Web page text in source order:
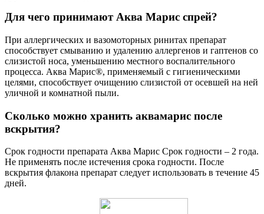
Для чего принимают Аква Марис спрей?
При аллергических и вазомоторных ринитах препарат
способствует смыванию и удалению аллергенов и гаптенов со
слизистой носа, уменьшению местного воспалительного
процесса. Аква Марис®, применяемый с гигиеническими
целями, способствует очищению слизистой от осевшей на ней
уличной и комнатной пыли.
Сколько можно хранить аквамарис после
вскрытия?
Срок годности препарата Аква Марис Срок годности – 2 года.
Не применять после истечения срока годности. После
вскрытия флакона препарат следует использовать в течение 45
дней.